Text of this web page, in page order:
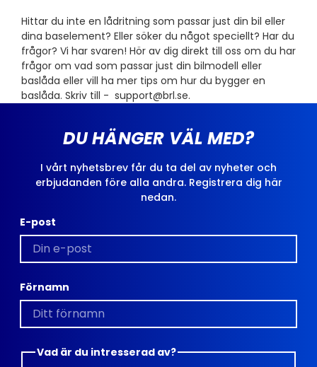
Hittar du inte en lådritning som passar just din bil eller
dina baselement? Eller söker du något speciellt? Har du
frågor? Vi har svaren! Hör av dig direkt till oss om du har
frågor om vad som passar just din bilmodell eller
baslåda eller vill ha mer tips om hur du bygger en
baslåda. Skriv till - support@brl.se.
DU HÄNGER VÄL MED?
I vårt nyhetsbrev får du ta del av nyheter och
erbjudanden före alla andra. Registrera dig här
nedan.
E-post
Förnamn
Vad är du intresserad av?